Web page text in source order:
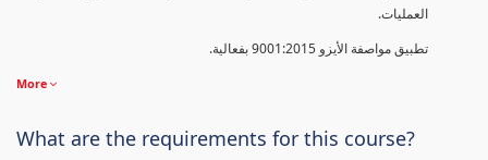
العمليات.
تطبيق مواصفة الأيزو 9001:2015 بفعالية.
More
What are the requirements for this course?